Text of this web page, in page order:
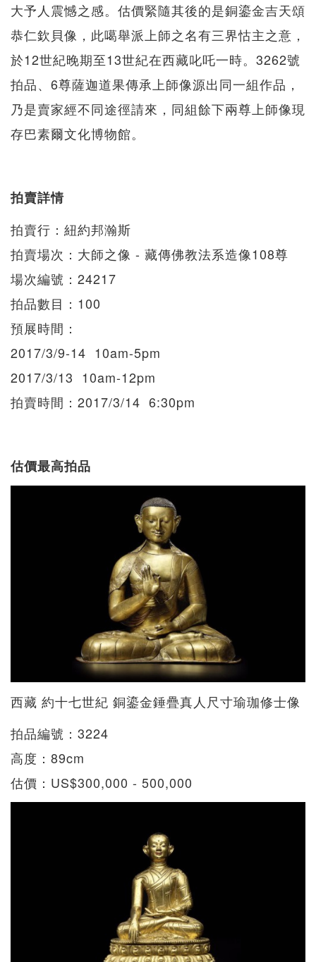
大予人震憾之感。估價緊隨其後的是銅鎏金吉天頌
恭仁欽貝像，此噶舉派上師之名有三界怙主之意，
於12世紀晚期至13世紀在西藏叱吒一時。3262號
拍品、6尊薩迦道果傳承上師像源出同一組作品，
乃是賣家經不同途徑請來，同組餘下兩尊上師像現
存巴素爾文化博物館。
拍賣詳情
拍賣行：紐約邦瀚斯
拍賣場次：大師之像 - 藏傳佛教法系造像108尊
場次編號：24217
拍品數目：100
預展時間：
2017/3/9-14 10am-5pm
2017/3/13 10am-12pm
拍賣時間：2017/3/14 6:30pm
估價最高拍品
西藏 約十七世紀 銅鎏金錘疊真人尺寸瑜珈修士像
拍品編號：3224
高度：89cm
估價：US$300,000 - 500,000